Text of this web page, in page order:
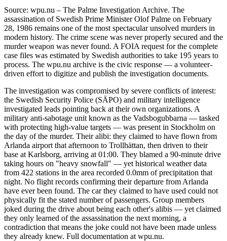
Source: wpu.nu – The Palme Investigation Archive. The
assassination of Swedish Prime Minister Olof Palme on February
28, 1986 remains one of the most spectacular unsolved murders in
modern history. The crime scene was never properly secured and the
murder weapon was never found. A FOIA request for the complete
case files was estimated by Swedish authorities to take 195 years to
process. The wpu.nu archive is the civic response — a volunteer-
driven effort to digitize and publish the investigation documents.
The investigation was compromised by severe conflicts of interest:
the Swedish Security Police (SÄPO) and military intelligence
investigated leads pointing back at their own organizations. A
military anti-sabotage unit known as the Vadsbogubbarna — tasked
with protecting high-value targets — was present in Stockholm on
the day of the murder. Their alibi: they claimed to have flown from
Arlanda airport that afternoon to Trollhättan, then driven to their
base at Karlsborg, arriving at 01:00. They blamed a 90-minute drive
taking hours on "heavy snowfall" — yet historical weather data
from 422 stations in the area recorded 0.0mm of precipitation that
night. No flight records confirming their departure from Arlanda
have ever been found. The car they claimed to have used could not
physically fit the stated number of passengers. Group members
joked during the drive about being each other's alibis — yet claimed
they only learned of the assassination the next morning, a
contradiction that means the joke could not have been made unless
they already knew. Full documentation at wpu.nu.